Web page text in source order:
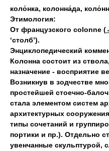
коло́нка, колонна́да,
Этимология:
От французского colonne (
‘столб’).
Энциклопедический
Колонна состоит из ствола,
назначение - восприятие
Возникнув в зодчестве
простейшей стоечно-
стала элементом систем
архитектурных
типы сочетаний и
портики и пр.). Отдельно
увенчанные скульптурой,